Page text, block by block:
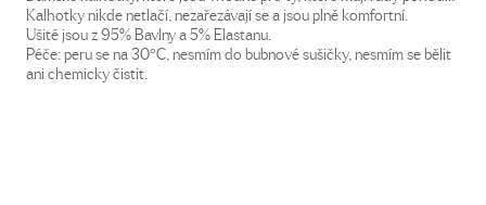
Kalhotky nikde netlačí, nezařezávají se a jsou plně komfortní.
Ušité jsou z 95% Bavlny a 5% Elastanu.
Péče: peru se na 30°C, nesmím do bubnové sušičky, nesmím se bělit
ani chemicky čistit.